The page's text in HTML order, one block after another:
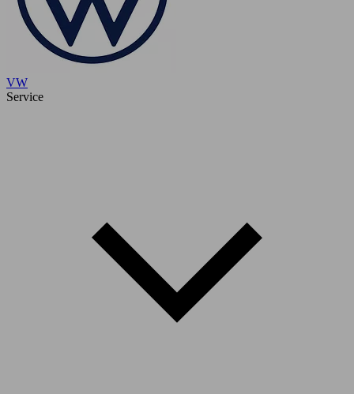
VW
Service